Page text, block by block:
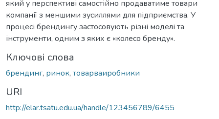
який у перспективі самостійно продаватиме товари
компанії з меншими зусиллями для підприємства. У
процесі брендингу застосовують різні моделі та
інструменти, одним з яких є «колесо бренду».
Ключові слова
брендинг, ринок, товарваиробники
URI
http://elar.tsatu.edu.ua/handle/123456789/6455